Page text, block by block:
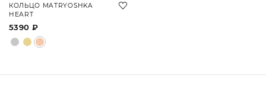
КОЛЬЦО MATRYOSHKA
HEART
5390 ₽